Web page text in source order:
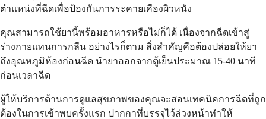
ตำแหน่งที่ฉีดเพื่อป้องกันการระคายเคืองผิวหนัง
คุณสามารถใช้ยานี้พร้อมอาหารหรือไม่ก็ได้ เนื่องจากฉีดเข้าสู่
ร่างกายแทนการกลืน อย่างไรก็ตาม สิ่งสำคัญคือต้องปล่อยให้ยา
ถึงอุณหภูมิห้องก่อนฉีด นำยาออกจากตู้เย็นประมาณ 15-40 นาที
ก่อนเวลาฉีด
ผู้ให้บริการด้านการดูแลสุขภาพของคุณจะสอนเทคนิคการฉีดที่ถูก
ต้องในการเข้าพบครั้งแรก ปากกาที่บรรจุไว้ล่วงหน้าทำให้